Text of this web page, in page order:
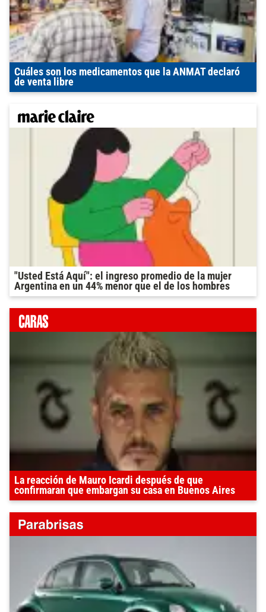
Cuáles son los medicamentos que la ANMAT declaró
de venta libre
"Usted Está Aquí": el ingreso promedio de la mujer
Argentina en un 44% menor que el de los hombres
La reacción de Mauro Icardi después de que
confirmaran que embargan su casa en Buenos Aires